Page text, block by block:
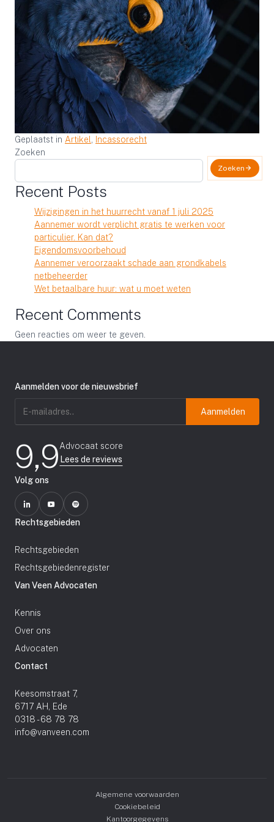
Geplaatst in Artikel , Incassorecht
Zoeken
Zoeken
Recent Posts
Wijzigingen in het huurrecht vanaf 1 juli 2025
Aannemer wordt verplicht gratis te werken voor
particulier. Kan dat?
Eigendomsvoorbehoud
Aannemer veroorzaakt schade aan grondkabels
netbeheerder
Wet betaalbare huur: wat u moet weten
Recent Comments
Geen reacties om weer te geven.
Aanmelden voor de nieuwsbrief
9,9Advocaat score
Lees de reviews
Volg ons
Rechtsgebieden
Rechtsgebieden
Rechtsgebiedenregister
Van Veen Advocaten
Kennis
Over ons
Advocaten
Contact
Keesomstraat 7,
6717 AH, Ede
0318 - 68 78 78
info@vanveen.com
Algemene voorwaarden
Cookiebeleid
Kantoorgegevens